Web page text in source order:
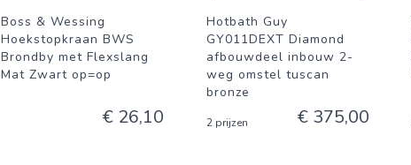
Boss & Wessing
Hoekstopkraan BWS
Brondby met Flexslang
Mat Zwart op=op
€ 26,10
Hotbath Guy
GY011DEXT Diamond
afbouwdeel inbouw 2-
weg omstel tuscan
bronze
2 prijzen € 375,00